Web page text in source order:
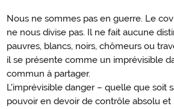
Nous ne sommes pas en guerre. Le
ne nous divise pas. Il ne fait aucune
pauvres, blancs, noirs, chômeurs ou
il se présente comme un imprévisible
commun à partager.
L'imprévisible danger – quelle que soit
pouvoir en devoir de contrôle absolu